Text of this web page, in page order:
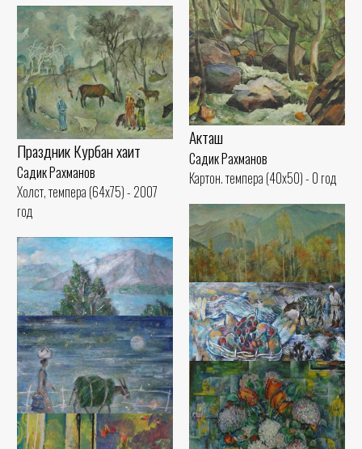
Акташ
Садик Рахманов
Картон. темпера (40x50) - 0 год
Праздник Курбан хаит
Садик Рахманов
Холст, темпера (64x75) - 2007
год
У реки
Садик Рахманов
Холст, масло (65x90) - 2007 год
Тишина
Садик Рахманов
Холст, масло (50x60) - 2017 год
Осенний натюрморт